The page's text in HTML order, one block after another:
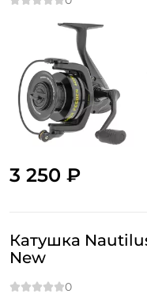
3 250 ₽
Катушка
New